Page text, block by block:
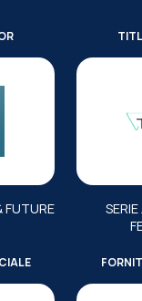
FUTURE